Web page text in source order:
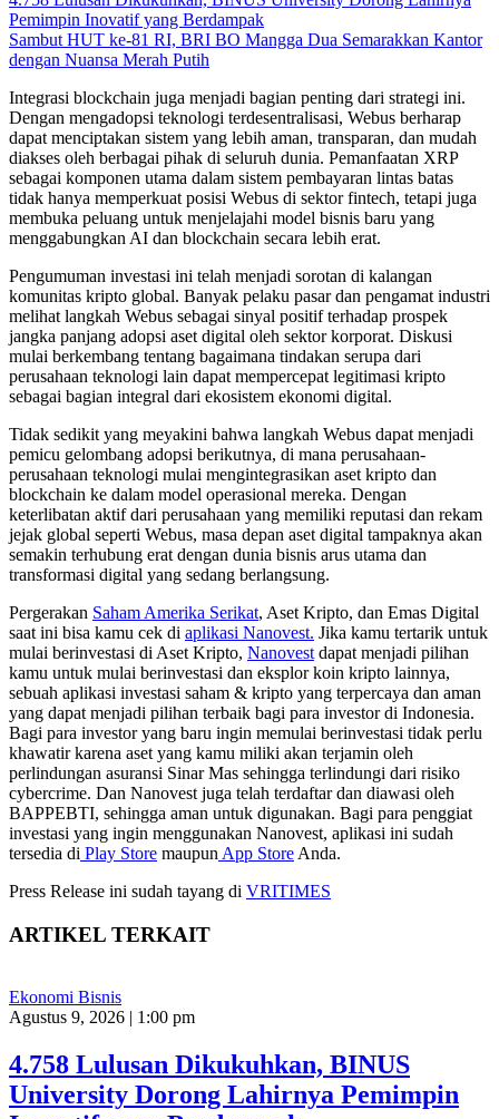
Pemimpin Inovatif yang Berdampak
Sambut HUT ke-81 RI, BRI BO Mangga Dua Semarakkan Kantor
dengan Nuansa Merah Putih
Integrasi blockchain juga menjadi bagian penting dari strategi ini.
Dengan mengadopsi teknologi terdesentralisasi, Webus berharap
dapat menciptakan sistem yang lebih aman, transparan, dan mudah
diakses oleh berbagai pihak di seluruh dunia. Pemanfaatan XRP
sebagai komponen utama dalam sistem pembayaran lintas batas
tidak hanya memperkuat posisi Webus di sektor fintech, tetapi juga
membuka peluang untuk menjelajahi model bisnis baru yang
menggabungkan AI dan blockchain secara lebih erat.
Pengumuman investasi ini telah menjadi sorotan di kalangan
komunitas kripto global. Banyak pelaku pasar dan pengamat industri
melihat langkah Webus sebagai sinyal positif terhadap prospek
jangka panjang adopsi aset digital oleh sektor korporat. Diskusi
mulai berkembang tentang bagaimana tindakan serupa dari
perusahaan teknologi lain dapat mempercepat legitimasi kripto
sebagai bagian integral dari ekosistem ekonomi digital.
Tidak sedikit yang meyakini bahwa langkah Webus dapat menjadi
pemicu gelombang adopsi berikutnya, di mana perusahaan-
perusahaan teknologi mulai mengintegrasikan aset kripto dan
blockchain ke dalam model operasional mereka. Dengan
keterlibatan aktif dari perusahaan yang memiliki reputasi dan rekam
jejak global seperti Webus, masa depan aset digital tampaknya akan
semakin terhubung erat dengan dunia bisnis arus utama dan
transformasi digital yang sedang berlangsung.
Pergerakan Saham Amerika Serikat, Aset Kripto, dan Emas Digital
saat ini bisa kamu cek di aplikasi Nanovest. Jika kamu tertarik untuk
mulai berinvestasi di Aset Kripto, Nanovest dapat menjadi pilihan
kamu untuk mulai berinvestasi dan eksplor koin kripto lainnya,
sebuah aplikasi investasi saham & kripto yang terpercaya dan aman
yang dapat menjadi pilihan terbaik bagi para investor di Indonesia.
Bagi para investor yang baru ingin memulai berinvestasi tidak perlu
khawatir karena aset yang kamu miliki akan terjamin oleh
perlindungan asuransi Sinar Mas sehingga terlindungi dari risiko
cybercrime. Dan Nanovest juga telah terdaftar dan diawasi oleh
BAPPEBTI, sehingga aman untuk digunakan. Bagi para penggiat
investasi yang ingin menggunakan Nanovest, aplikasi ini sudah
tersedia di Play Store maupun App Store Anda.
Press Release ini sudah tayang di VRITIMES
ARTIKEL TERKAIT
Ekonomi Bisnis
Agustus 9, 2026 | 1:00 pm
4.758 Lulusan Dikukuhkan, BINUS
University Dorong Lahirnya Pemimpin